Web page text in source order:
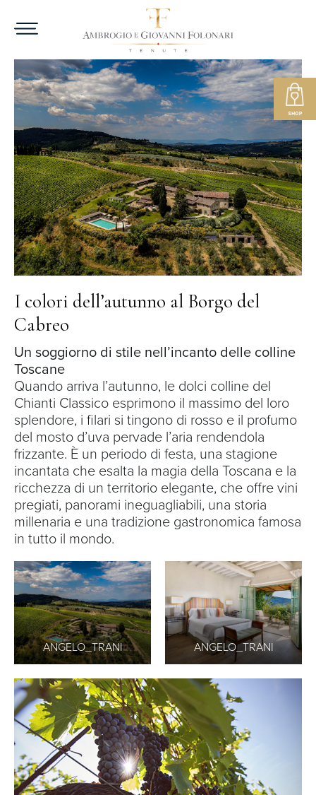
I colori dell’autunno al Borgo del
Cabreo
Un soggiorno di stile nell’incanto delle colline
Toscane
Quando arriva l’autunno, le dolci colline del
Chianti Classico esprimono il massimo del loro
splendore, i filari si tingono di rosso e il profumo
del mosto d’uva pervade l’aria rendendola
frizzante. È un periodo di festa, una stagione
incantata che esalta la magia della Toscana e la
ricchezza di un territorio elegante, che offre vini
pregiati, panorami ineguagliabili, una storia
millenaria e una tradizione gastronomica famosa
in tutto il mondo.
ANGELO_TRANI ANGELO_TRANI